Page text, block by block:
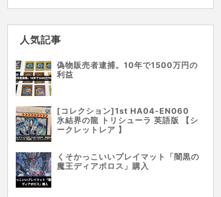
人気記事
偽物販売者逮捕。10年で1500万円の
利益
[コレクション]1st HA04-EN060
氷結界の龍 トリシューラ 英語版 【シ
ークレットレア 】
くそかっこいいプレイマット「闇黒の
魔王ディアボロス」購入